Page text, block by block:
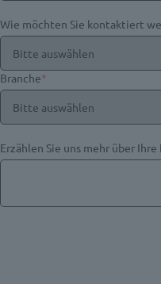
Wie möchten Sie kontaktiert
Branche*
Erzählen Sie uns mehr über